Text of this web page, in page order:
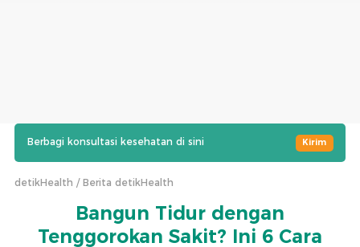
Berbagi konsultasi kesehatan di sini Kirim
detikHealth Berita detikHealth
Bangun Tidur dengan
Tenggorokan Sakit? Ini 6 Cara